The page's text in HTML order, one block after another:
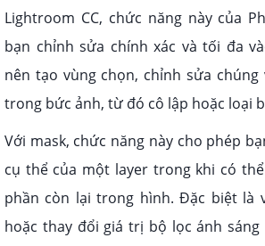
Lightroom CC, chức năng này của
bạn chỉnh sửa chính xác và tối đa
nên tạo vùng chọn, chỉnh sửa
trong bức ảnh, từ đó cô lập hoặc loại
Với mask, chức năng này cho phép
cụ thể của một layer trong khi có
phần còn lại trong hình. Đặc biệt là
hoặc thay đổi giá trị bộ lọc ánh